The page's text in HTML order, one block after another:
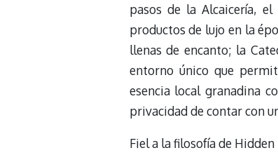
pasos de la Alcaicería,
productos de lujo en la
llenas de encanto; la
entorno único que
esencia local granadina
privacidad de contar con
Fiel a la filosofía de